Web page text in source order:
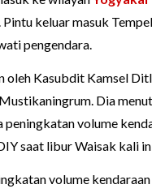
Pintu keluar masuk
pengendara.
oleh Kasubdit Kamsel
Dia
peningkatan volume
saat libur Waisak kali
volume